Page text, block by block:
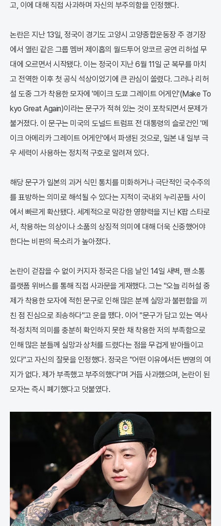
고, 이에 대해 직접 사과하며 자신의 부주의함을 인정했다.
논란은 지난 13일, 정국이 경기도 고양시 고양종합운동장 주 경기장
에서 열린 같은 그룹 멤버 제이홉의 월드투어 앙코르 공연 리허설 무
대에 오르면서 시작됐다. 이는 정국이 지난 6월 11일 군 복무를 마치
고 전역한 이후 첫 공식 석상이었기에 큰 관심이 쏠렸다. 그러나 리허
설 도중 그가 착용한 모자에 '메이크 도쿄 그레이트 어게인'(Make To
kyo Great Again)이라는 문구가 적혀 있는 것이 포착되면서 문제가
불거졌다. 이 문구는 미국의 도널드 트럼프 전 대통령의 슬로건인 '메
이크 아메리카 그레이트 어게인'에서 파생된 것으로, 일본 내 일부 극
우 세력이 사용하는 정치적 구호로 알려져 있다.
해당 문구가 일본의 과거 식민 통치를 미화하거나 극단적인 국수주의
를 표방하는 의미로 해석될 수 있다는 지적이 국내외 누리꾼들 사이
에서 빠르게 확산됐다. 세계적으로 막강한 영향력을 지닌 K팝 스타로
서, 착용하는 의상이나 소품의 상징적 의미에 대해 더욱 신중했어야
한다는 비판의 목소리가 높아졌다.
논란이 걷잡을 수 없이 커지자 정국은 다음 날인 14일 새벽, 팬 소통
플랫폼 위버스를 통해 직접 사과문을 게재했다. 그는 "오늘 리허설 중
제가 착용한 모자에 적힌 문구로 인해 많은 분께 실망과 불편함을 끼
친 점 진심으로 죄송하다"고 운을 뗐다. 이어 "문구가 담고 있는 역사
적·정치적 의미를 충분히 확인하지 못한 채 착용한 저의 부족함으로
인해 많은 분들께 실망과 상처를 드렸다는 점을 무겁게 받아들이고
있다"고 자신의 잘못을 인정했다. 정국은 "어떤 이유에서든 변명의 여
지가 없다. 제가 부족했고 부주의했다"며 거듭 사과했으며, 논란이 된
모자는 즉시 폐기했다고 덧붙였다.